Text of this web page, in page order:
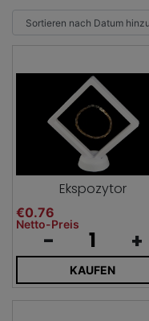
Ekspozytor
€0.76
Netto-Preis
- +
KAUFEN